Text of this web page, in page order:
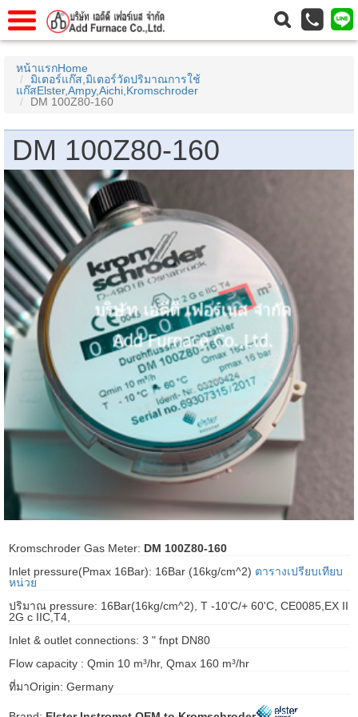
บเราAbout Us
ราContact Us
anello
schroder
Fiorentini
หน้าแรกHome
มิเตอร์แก๊ส,มิเตอร์วัดปริมาณการใช้
แก๊สElster,Ampy,Aichi,Kromschroder
DM 100Z80-160
DM 100Z80-160
Kromschroder Gas Meter: DM 100Z80-160
Inlet pressure(Pmax 16Bar): 16Bar (16kg/cm^2) ตารางเปรียบเทียบ
หน่วย
ปริมาณ pressure: 16Bar(16kg/cm^2), T -10'C/+ 60'C, CE0085,EX II
2G c IIC,T4,
Inlet & outlet connections: 3 " fnpt DN80
Flow capacity : Qmin 10 m³/hr, Qmax 160 m³/hr
ที่มาOrigin: Germany